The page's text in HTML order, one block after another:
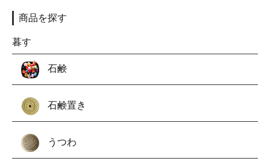
商品を探す
暮す
石鹸
石鹸置き
うつわ